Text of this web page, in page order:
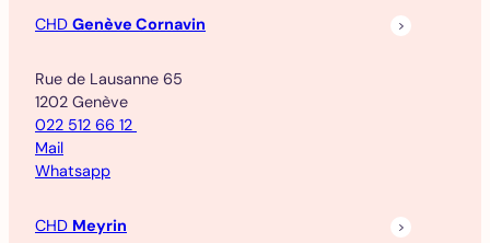
CHD Genève Cornavin
Rue de Lausanne 65
1202 Genève
022 512 66 12
Mail
Whatsapp
CHD Meyrin